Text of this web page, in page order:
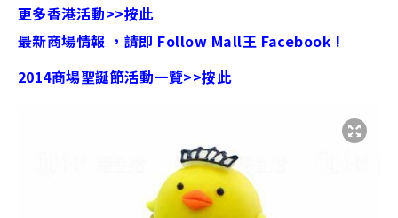
更多香港活動>>按此
最新商場情報 ，請即 Follow Mall王 Facebook !
2014商場聖誕節活動一覽>>按此